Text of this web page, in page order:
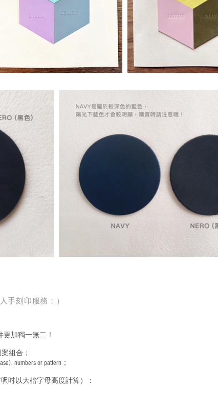
手刻印服務：）
加獨一無二！
組合；
numbers or pattern；
呎吋以大楷字母高度計算）：